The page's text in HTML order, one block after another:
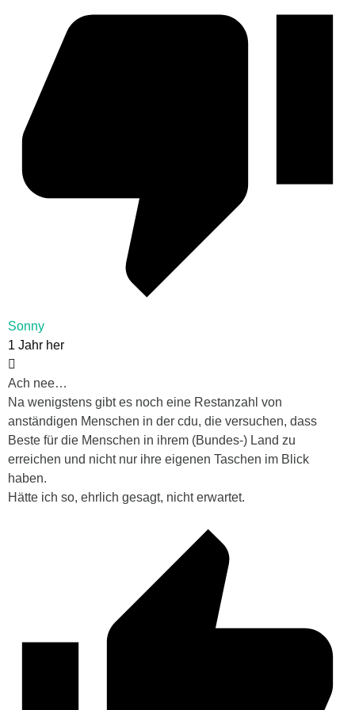
Sonny
1 Jahr her
Ach nee…
Na wenigstens gibt es noch eine Restanzahl von
anständigen Menschen in der cdu, die versuchen, dass
Beste für die Menschen in ihrem (Bundes-) Land zu
erreichen und nicht nur ihre eigenen Taschen im Blick
haben.
Hätte ich so, ehrlich gesagt, nicht erwartet.